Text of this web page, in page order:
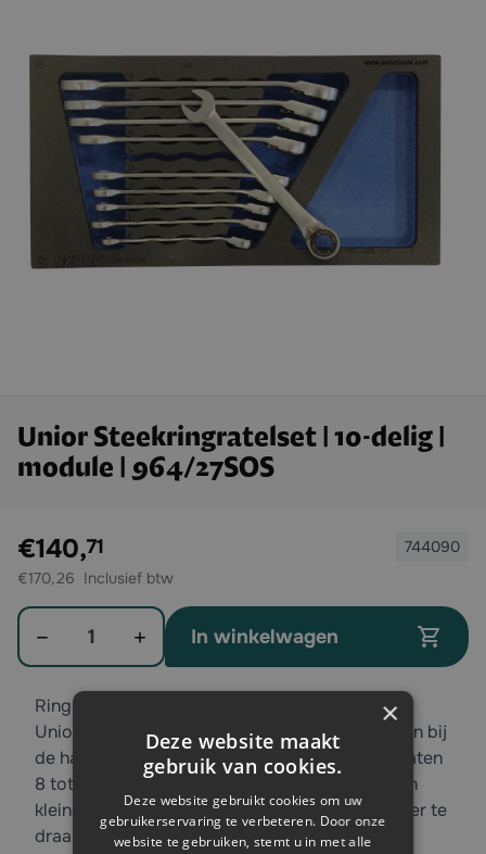
Unior Steekringratelset | 10-delig |
module | 964/27SOS
Exclusief btw:
€140,71
€170,26
744090
Aantal
In winkelwagen
Ring-steeksleutels kopen? Met deze complete
Unior ring-steeksleutelset heeft u diverse maten bij
de hand. De set is 10-delig en bestaat uit de maten
8 tot en met 19. Dankzij het ratel effect kunt u in
kleine hoeken werken en hoeft de sleutel niet ver te
draaien.
×
Deze website maakt
gebruik van cookies.
Deze website gebruikt cookies om uw
gebruikerservaring te verbeteren. Door onze
website te gebruiken, stemt u in met alle